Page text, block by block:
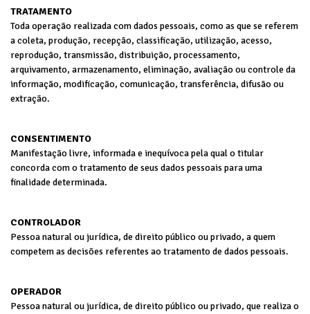
TRATAMENTO
Toda operação realizada com dados pessoais, como as que se referem
a coleta, produção, recepção, classificação, utilização, acesso,
reprodução, transmissão, distribuição, processamento,
arquivamento, armazenamento, eliminação, avaliação ou controle da
informação, modificação, comunicação, transferência, difusão ou
extração.
CONSENTIMENTO
Manifestação livre, informada e inequívoca pela qual o titular
concorda com o tratamento de seus dados pessoais para uma
finalidade determinada.
CONTROLADOR
Pessoa natural ou jurídica, de direito público ou privado, a quem
competem as decisões referentes ao tratamento de dados pessoais.
OPERADOR
Pessoa natural ou jurídica, de direito público ou privado, que realiza o